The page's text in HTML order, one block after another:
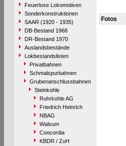
Feuerlose Lokomotiven
Sonderkonstruktionen
SAAR (1920 - 1935)
DB-Bestand 1968
DR-Bestand 1970
Auslandsbestände
Lokbestandslisten
Privatbahnen
Schmalspurbahnen
Grubenanschlussbahnen
Steinkohle
Ruhrkohle AG
Friedrich Heinrich
NBAG
Walsum
Concordia
KBDR / ZuH
Fotos